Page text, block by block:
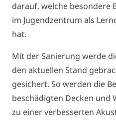
darauf, welche besondere
im Jugendzentrum als
hat.
Mit der Sanierung werde
den aktuellen Stand
gesichert. So werden die
beschädigten Decken und
zu einer verbesserten